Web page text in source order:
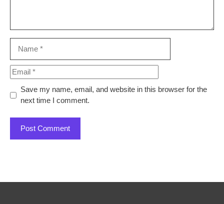
Email
Save my name, email, and website in this browser for the
next time I comment.